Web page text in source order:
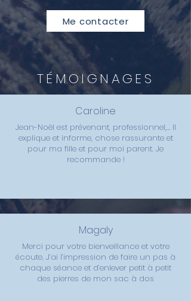
Me contacter
TÉMOIGNAGES
Caroline
Jean-Noël est prévenant, professionnel,... Il
explique et informe, chose rassurante et
pour ma fille et pour moi parent. Je
recommande !
Magaly
Merci pour votre bienveillance et votre
écoute. J’ai l’impression de faire un pas à
chaque séance et d’enlever petit à petit
des pierres de mon sac à dos